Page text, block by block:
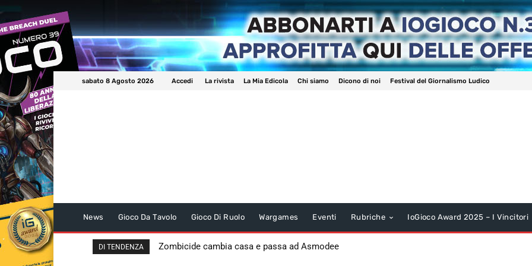
sabato 8 Agosto 2026 Accedi La rivista La Mia Edicola Chi siamo Dicono di noi Festival del Giornalismo Ludico
News Gioco Da Tavolo Gioco Di Ruolo Wargames Eventi Rubriche IoGioco Award 2025 – I Vincitori
DI TENDENZA Zombicide cambia casa e passa ad Asmodee